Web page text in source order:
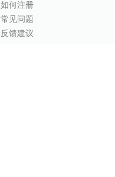
如何注册
常见问题
反馈建议